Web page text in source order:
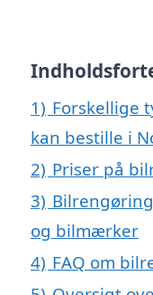
1) Forskellige
kan bestille i
2) Priser på
3)
og bilmærker
4) FAQ om